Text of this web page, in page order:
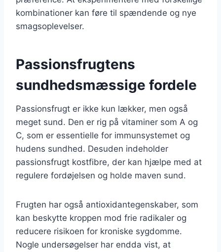
kombinationer kan føre til spændende og nye
smagsoplevelser.
Passionsfrugtens
sundhedsmæssige fordele
Passionsfrugt er ikke kun lækker, men også
meget sund. Den er rig på vitaminer som A og
C, som er essentielle for immunsystemet og
hudens sundhed. Desuden indeholder
passionsfrugt kostfibre, der kan hjælpe med at
regulere fordøjelsen og holde maven sund.
Frugten har også antioxidantegenskaber, som
kan beskytte kroppen mod frie radikaler og
reducere risikoen for kroniske sygdomme.
Nogle undersøgelser har endda vist, at